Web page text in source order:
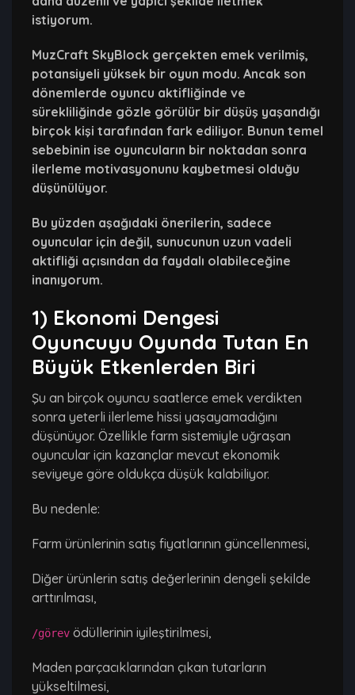
istiyorum.
MuzCraft SkyBlock gerçekten emek verilmiş,
potansiyeli yüksek bir oyun modu. Ancak son
dönemlerde oyuncu aktifliğinde ve
sürekliliğinde gözle görülür bir düşüş yaşandığı
birçok kişi tarafından fark ediliyor. Bunun temel
sebebinin ise oyuncuların bir noktadan sonra
ilerleme motivasyonunu kaybetmesi olduğu
düşünülüyor.
Bu yüzden aşağıdaki önerilerin, sadece
oyuncular için değil, sunucunun uzun vadeli
aktifliği açısından da faydalı olabileceğine
inanıyorum.
1) Ekonomi Dengesi
Oyuncuyu Oyunda Tutan En
Büyük Etkenlerden Biri
Şu an birçok oyuncu saatlerce emek verdikten
sonra yeterli ilerleme hissi yaşayamadığını
düşünüyor. Özellikle farm sistemiyle uğraşan
oyuncular için kazançlar mevcut ekonomik
seviyeye göre oldukça düşük kalabiliyor.
Bu nedenle:
Farm ürünlerinin satış fiyatlarının güncellenmesi,
Diğer ürünlerin satış değerlerinin dengeli şekilde
arttırılması,
/görev ödüllerinin iyileştirilmesi,
Maden parçacıklarından çıkan tutarların
yükseltilmesi,